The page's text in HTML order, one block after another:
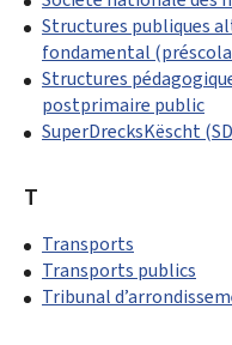
Structures publiques
fondamental
Structures
postprimaire public
SuperDrecksKëscht
T
Transports
Transports publics
Tribunal